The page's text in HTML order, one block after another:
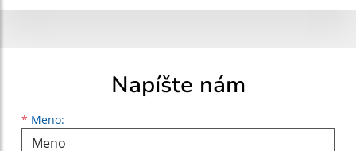
Napíšte nám
* Meno:
Meno
Priezvisko
E-mailová adresa